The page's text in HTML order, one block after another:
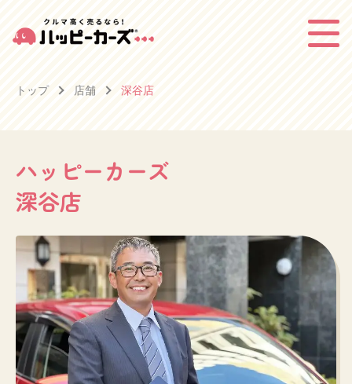
トップ 店舗 深谷店
ハッピーカーズ
深谷店